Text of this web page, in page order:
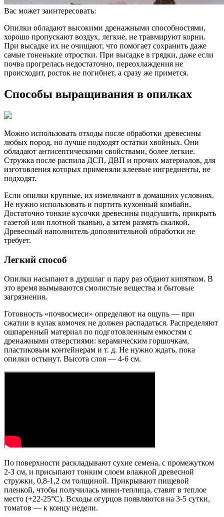
Вас может заинтересовать:
Опилки обладают высокими дренажными способностями,
хорошо пропускают воздух, легкие, не травмируют корни.
При высадке их не очищают, что помогает сохранить даже
самые тоненькие отростки. При высадке в грядки, даже если
почва прогрелась недостаточно, переохлаждения не
происходит, росток не погибнет, а сразу же примется.
Способы выращивания в опилках
Можно использовать отходы после обработки древесины
любых пород, но лучше подходят остатки хвойных. Они
обладают антисептическими свойствами, более легкие.
Стружка после распила ДСП, ДВП и прочих материалов, для
изготовления которых применяли клеевые ингредиенты, не
подходят.
Если опилки крупные, их измельчают в домашних условиях.
Не нужно использовать и портить кухонный комбайн.
Достаточно тонкие кусочки древесины подсушить, прикрыть
газетой или плотной тканью, а затем размять скалкой.
Древесный наполнитель дополнительной обработки не
требует.
Легкий способ
Опилки насыпают в дуршлаг и пару раз обдают кипятком. В
это время вымываются смолистые вещества и бытовые
загрязнения.
Готовность «почвосмеси» определяют на ощупь — при
сжатии в кулак комочек не должен распадаться. Распределяют
ошпаренный материал по подготовленным емкостям с
дренажными отверстиями: керамическим горшочкам,
пластиковым контейнерам и т. д. Не нужно ждать, пока
опилки остынут. Высота слоя — 4-6 см.
По поверхности раскладывают сухие семена, с промежутком
2-3 см, и присыпают тонким слоем влажной древесной
стружки, 0,8-1,2 см толщиной. Прикрывают пищевой
пленкой, чтобы получилась мини-теплица, ставят в теплое
место (+22-25°С). Всходы огурцов появляются на 3-5 сутки,
томатов — к концу недели.